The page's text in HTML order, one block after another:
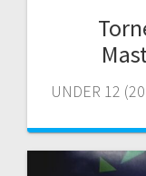
UNDER 12